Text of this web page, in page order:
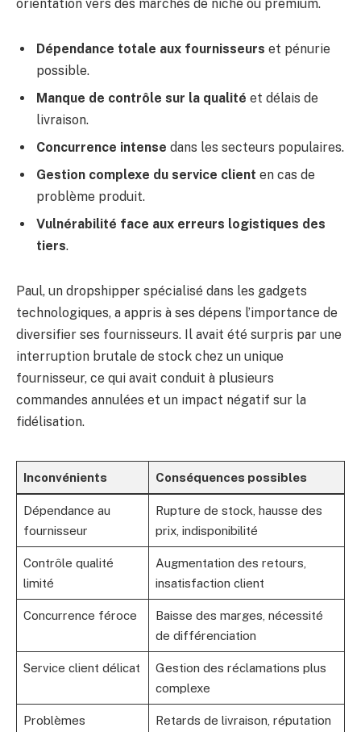
orientation vers des marchés de niche ou premium.
Dépendance totale aux fournisseurs et pénurie
possible.
Manque de contrôle sur la qualité et délais de
livraison.
Concurrence intense dans les secteurs populaires.
Gestion complexe du service client en cas de
problème produit.
Vulnérabilité face aux erreurs logistiques des
tiers.
Paul, un dropshipper spécialisé dans les gadgets
technologiques, a appris à ses dépens l’importance de
diversifier ses fournisseurs. Il avait été surpris par une
interruption brutale de stock chez un unique
fournisseur, ce qui avait conduit à plusieurs
commandes annulées et un impact négatif sur la
fidélisation.
Inconvénients Conséquences possibles
Dépendance au
fournisseur
Rupture de stock, hausse des
prix, indisponibilité
Contrôle qualité
limité
Augmentation des retours,
insatisfaction client
Concurrence féroce
Baisse des marges, nécessité
de différenciation
Service client délicat
Gestion des réclamations plus
complexe
Problèmes
Retards de livraison, réputation